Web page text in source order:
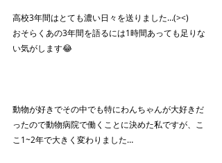
高校3年間はとても濃い日々を送りました…(><)
おそらくあの3年間を語るには1時間あっても足りな
い気がします😂
動物が好きでその中でも特にわんちゃんが大好きだ
ったので動物病院で働くことに決めた私ですが、こ
こ1~2年で大きく変わりました…